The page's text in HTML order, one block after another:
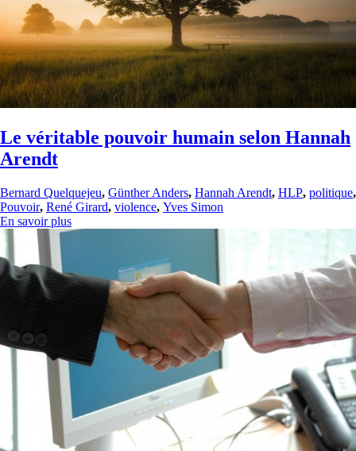
Le véritable pouvoir humain selon Hannah
Arendt
Bernard Quelquejeu, Günther Anders, Hannah Arendt, HLP, politique,
Pouvoir, René Girard, violence, Yves Simon
En savoir plus